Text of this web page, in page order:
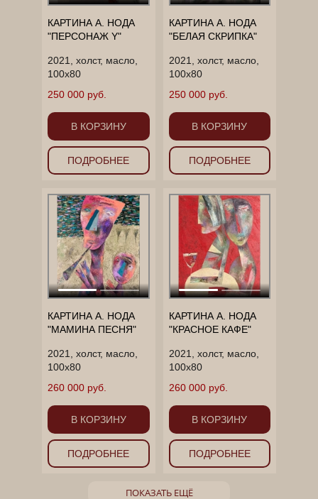
КАРТИНА А. НОДА
"ПЕРСОНАЖ Y"
2021, холст, масло,
100х80
250 000 руб.
В КОРЗИНУ
ПОДРОБНЕЕ
КАРТИНА А. НОДА
"БЕЛАЯ СКРИПКА"
2021, холст, масло,
100х80
250 000 руб.
В КОРЗИНУ
ПОДРОБНЕЕ
КАРТИНА А. НОДА
"МАМИНА ПЕСНЯ"
2021, холст, масло,
100х80
260 000 руб.
В КОРЗИНУ
ПОДРОБНЕЕ
КАРТИНА А. НОДА
"КРАСНОЕ КАФЕ"
2021, холст, масло,
100х80
260 000 руб.
В КОРЗИНУ
ПОДРОБНЕЕ
ПОКАЗАТЬ ЕЩЁ